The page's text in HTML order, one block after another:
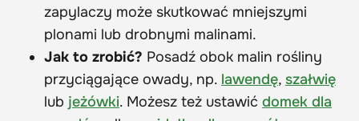
zapylaczy może skutkować mniejszymi
plonami lub drobnymi malinami.
Jak to zrobić? Posadź obok malin rośliny
przyciągające owady, np. lawendę, szałwię
lub jeżówki. Możesz też ustawić domek dla